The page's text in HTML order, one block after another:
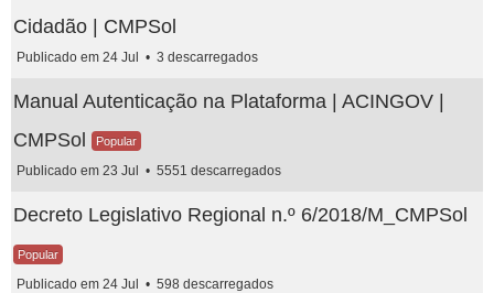
Cidadão | CMPSol
Publicado em 24 Jul 3 descarregados
Manual Autenticação na Plataforma | ACINGOV |
CMPSol
Popular
Publicado em 23 Jul 5551 descarregados
Decreto Legislativo Regional n.º 6/2018/M_CMPSol
Popular
Publicado em 24 Jul 598 descarregados